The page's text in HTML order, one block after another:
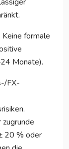
formale
Monate).
FX-
20 % oder